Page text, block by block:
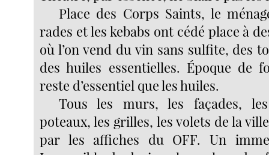
Place des Corps Saints, le
rades et les kebabs ont cédé place à
où l’on vend du vin sans sulfite, des
des huiles essentielles. Époque de
reste d’essentiel que les huiles.
Tous les murs, les façades,
poteaux, les grilles, les volets de la
par les affiches du OFF. Un